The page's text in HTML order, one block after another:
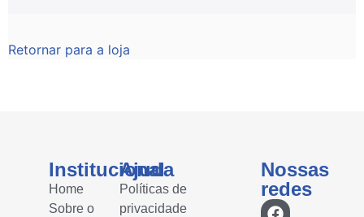
Retornar para a loja
Institucional
Home
Sobre o
Ajuda
Políticas de
privacidade
Nossas
redes